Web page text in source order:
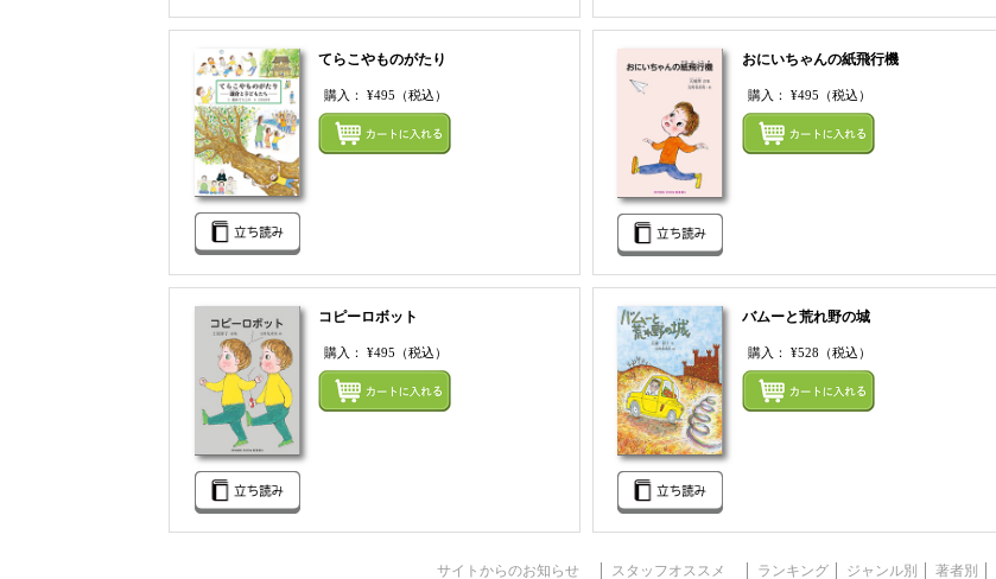
てらこやものがたり
購入： ¥495 （税込）
まとめてカートにいれる
おにいちゃんの紙飛行機
購入： ¥495 （税込）
コピーロボット
購入： ¥495 （税込）
まとめてカートにいれる
バムーと荒れ野の城
購入： ¥528 （税込）
サイトからのお知らせ スタッフオススメ ランキング ジャンル別 著者別